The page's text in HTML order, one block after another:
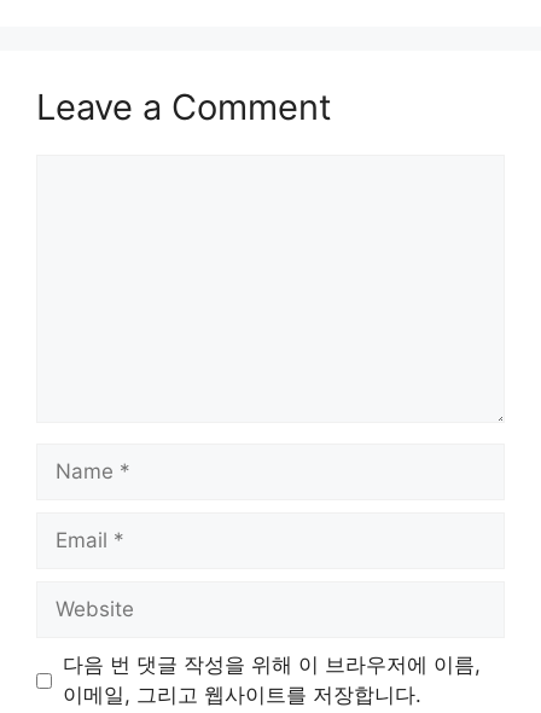
Leave a Comment
Name
Email
Website
다음 번 댓글 작성을 위해 이 브라우저에 이름,
이메일, 그리고 웹사이트를 저장합니다.